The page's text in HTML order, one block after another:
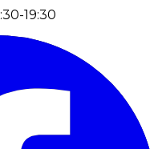
19:30